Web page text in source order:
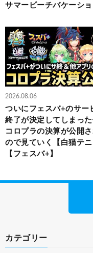
サマービーチバケーシ
2026.08.06
ついにフェスバ+のサー
終了が決定してしまっ
コロプラの決算が公開
ので見ていく【白猫テニ
【フェスバ+】
カテゴリー